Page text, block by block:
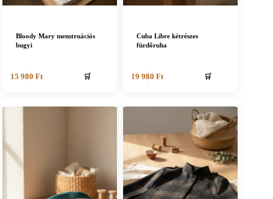
Bloody Mary menstruációs
bugyi
15 980 Ft 🛒
Cuba Libre kétrészes
fürdőruha
19 980 Ft 🛒